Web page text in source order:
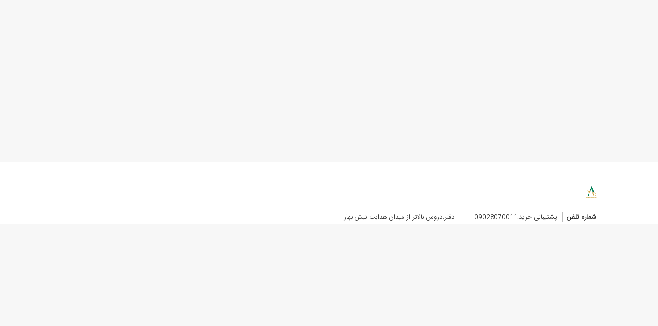
شماره تلفن پشتیبانی خرید:09028070011 دفتر:دروس بالاتر از میدان هدایت نبش بهار